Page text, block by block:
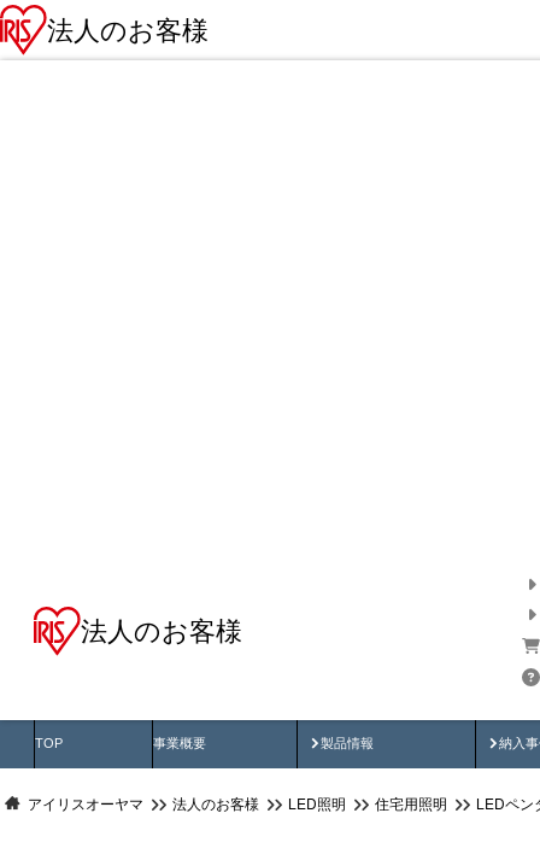
法人のお客様
法人のお客様
TOP 事業概要 製品情報
製品動画 納入
納
アイリスオーヤマ 法人のお客様 LED照明 住宅用照明 LEDペン